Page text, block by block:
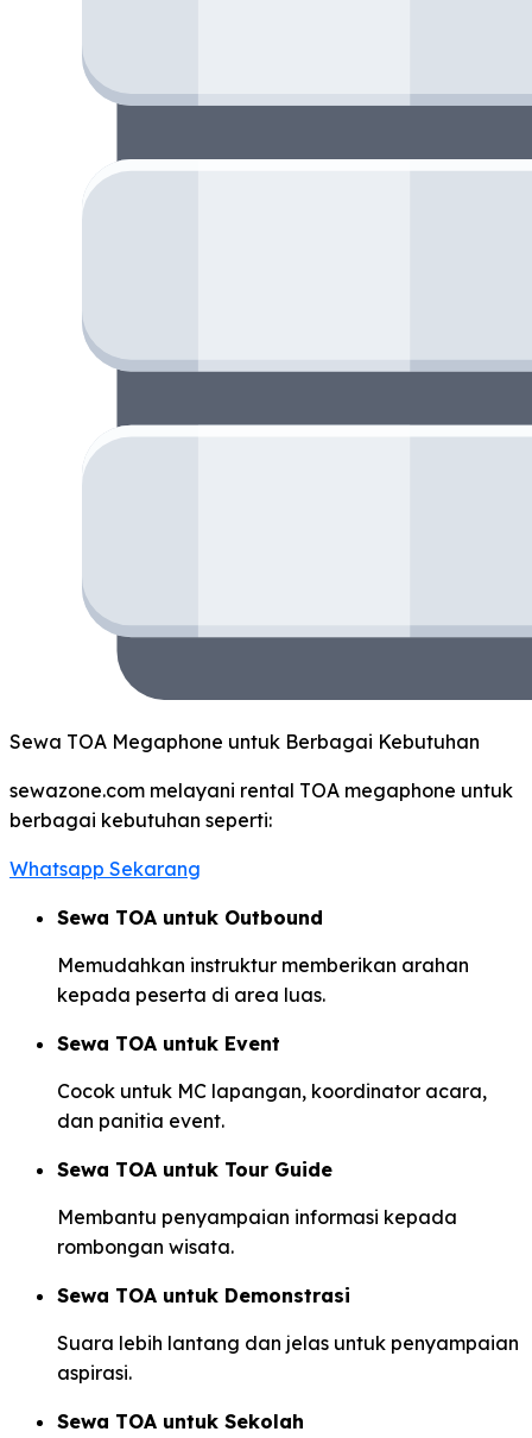
Sewa TOA Megaphone untuk Berbagai Kebutuhan
sewazone.com melayani rental TOA megaphone untuk
berbagai kebutuhan seperti:
Whatsapp Sekarang
Sewa TOA untuk Outbound
Memudahkan instruktur memberikan arahan
kepada peserta di area luas.
Sewa TOA untuk Event
Cocok untuk MC lapangan, koordinator acara,
dan panitia event.
Sewa TOA untuk Tour Guide
Membantu penyampaian informasi kepada
rombongan wisata.
Sewa TOA untuk Demonstrasi
Suara lebih lantang dan jelas untuk penyampaian
aspirasi.
Sewa TOA untuk Sekolah